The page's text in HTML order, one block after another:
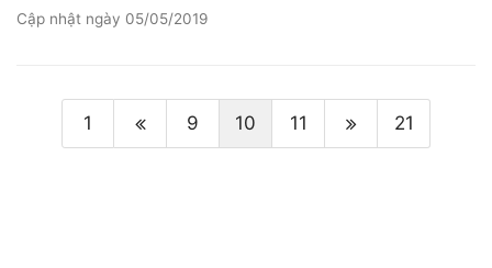
Cập nhật ngày 05/05/2019
1 9 10 11 21